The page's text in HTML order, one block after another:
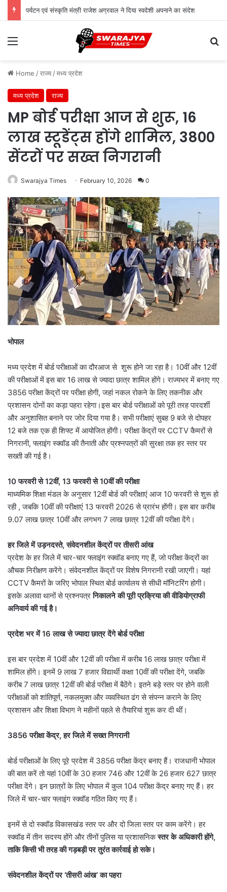
पर्यटन एवं संस्कृति मंत्री राजेश अग्रवाल ने दिया स्वदेशी अपनाने का संदेश
Menu
Home /राज्य /मध्य प्रदेश
मध्य प्रदेश राज्य
MP बोर्ड परीक्षा आज से शुरू, 16
लाख स्टूडेंट्स होंगे शामिल, 3800
सेंटरों पर सख्त निगरानी
Swarajya Times February 10, 2026 0
भोपाल
मध्य प्रदेश में बोर्ड परीक्षाओं का दौरआज से शुरू होने जा रहा है। 10वीं और 12वीं
की परीक्षाओं में इस बार 16 लाख से ज्यादा छात्र शामिल होंगे। राज्यभर में बनाए गए
3856 परीक्षा केंद्रों पर परीक्षा होगी, जहां नकल रोकने के लिए तकनीक और
प्रशासन दोनों का कड़ा पहरा रहेगा।इस बार बोर्ड परीक्षाओं को पूरी तरह पारदर्शी
और अनुशासित बनाने पर जोर दिया गया है। सभी परीक्षाएं सुबह 9 बजे से दोपहर
12 बजे तक एक ही शिफ्ट में आयोजित होंगी। परीक्षा केंद्रों पर CCTV कैमरों से
निगरानी, फ्लाइंग स्क्वॉड की तैनाती और प्रश्नपत्रों की सुरक्षा तक हर स्तर पर
सख्ती की गई है।
10 फरवरी से 12वीं, 13 फरवरी से 10वीं की परीक्षा
माध्यमिक शिक्षा मंडल के अनुसार 12वीं बोर्ड की परीक्षाएं आज 10 फरवरी से शुरू हो
रही , जबकि 10वीं की परीक्षाएं 13 फरवरी 2026 से प्रारंभ होंगी। इस बार करीब
9.07 लाख छात्र 10वीं और लगभग 7 लाख छात्र 12वीं की परीक्षा देंगे।
हर जिले में उड़नदस्ते, संवेदनशील केंद्रों पर तीसरी आंख
प्रदेश के हर जिले में चार-चार फ्लाइंग स्क्वॉड बनाए गए हैं, जो परीक्षा केंद्रों का
औचक निरीक्षण करेंगे। संवेदनशील केंद्रों पर विशेष निगरानी रखी जाएगी। यहां
CCTV कैमरों के जरिए भोपाल स्थित बोर्ड कार्यालय से सीधी मॉनिटरिंग होगी।
इसके अलावा थानों से प्रश्नपत्रनिकालने की पूरी प्रक्रिया की वीडियोग्राफी
अनिवार्य की गई है।
प्रदेश भर में 16 लाख से ज्यादा छात्र देंगे बोर्ड परीक्षा
इस बार प्रदेश में 10वीं और 12वीं की परीक्षा में करीब 16 लाख छात्र परीक्षा में
शामिल होंगे। इनमें 9 लाख 7 हजार विद्यार्थी कक्षा 10वीं की परीक्षा देंगे, जबकि
करीब 7 लाख छात्र 12वीं की बोर्ड परीक्षा में बैठेंगे। इतने बड़े स्तर पर होने वाली
परीक्षाओं को शांतिपूर्ण, नकलमुक्त और व्यवस्थित ढंग से संपन्न कराने के लिए
प्रशासन और शिक्षा विभाग ने महीनों पहले से तैयारियां शुरू कर दी थीं।
3856 परीक्षा केंद्र, हर जिले में सख्त निगरानी
बोर्ड परीक्षाओं के लिए पूरे प्रदेश में 3856 परीक्षा केंद्र बनाए हैं। राजधानी भोपाल
की बात करें तो यहां 10वीं के 30 हजार 746 और 12वीं के 26 हजार 627 छात्र
परीक्षा देंगे। इन छात्रों के लिए भोपाल में कुल 104 परीक्षा केंद्र बनाए गए हैं। हर
जिले में चार-चार फ्लाइंग स्क्वॉड गठित किए गए हैं।
इनमें से दो स्क्वॉड विकासखंड स्तर पर और दो जिला स्तर पर काम करेंगे। हर
स्क्वॉड में तीन सदस्य होंगे और तीनों पुलिस या प्रशासनिकस्तर के अधिकारी होंगे,
ताकि किसी भी तरह की गड़बड़ी पर तुरंत कार्रवाई हो सके।
संवेदनशील केंद्रों पर ‘तीसरी आंख’ का पहरा